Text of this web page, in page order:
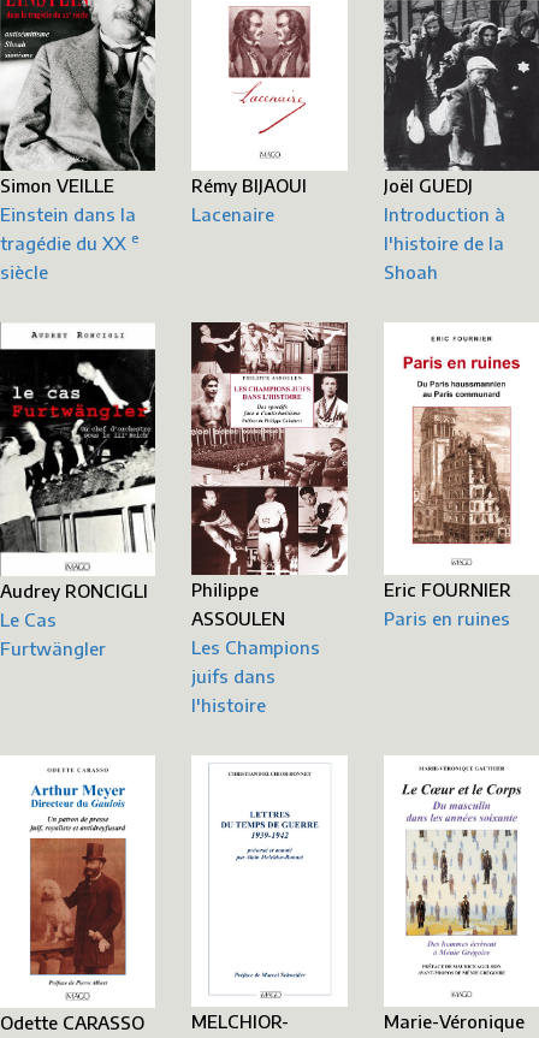
Simon VEILLE
Einstein dans la
tragédie du XX e
siècle
Rémy BIJAOUI
Lacenaire
Joël GUEDJ
Introduction à
l'histoire de la
Shoah
Audrey RONCIGLI
Le Cas
Furtwängler
Philippe
ASSOULEN
Les Champions
juifs dans
l'histoire
Eric FOURNIER
Paris en ruines
Odette CARASSO
MELCHIOR-
Marie-Véronique